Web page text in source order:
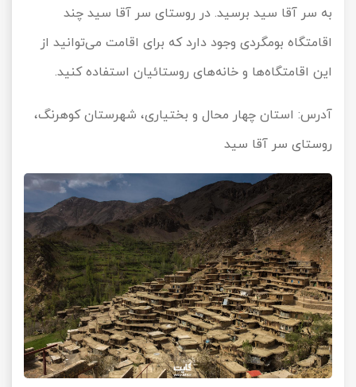
به سر آقا سید برسید. در روستای سر آقا سید چند
اقامتگاه بومگردی وجود دارد که برای اقامت می‌توانید از
این اقامتگاه‌ها و خانه‌های روستائیان استفاده کنید.
آدرس: استان چهار محال و بختیاری، شهرستان کوهرنگ،
روستای سر آقا سید